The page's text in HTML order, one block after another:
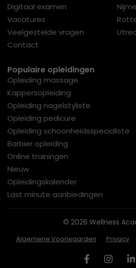
Digitaal examen
Vacatures
Veelgestelde vragen
Contact
Populaire opleidingen
Opleiding massage
Kappersopleiding
Opleiding nagelstyliste
Opleiding pedicure
Opleiding schoonheidsspecialiste
Barbier opleiding
Online trainingen
Nieuw
Opleidingskalender
Last minute aanbiedingen
© 2026 Wellness
Algemene Voorwaarden Privacy